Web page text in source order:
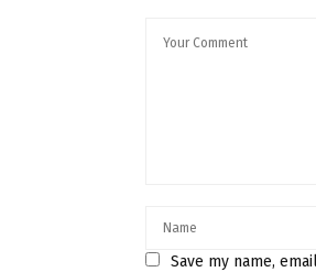
Save my name,